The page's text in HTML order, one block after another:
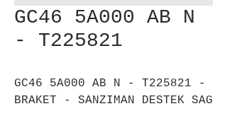
GC46 5A000 AB N
- T225821
GC46 5A000 AB N - T225821 -
BRAKET - SANZIMAN DESTEK SAG